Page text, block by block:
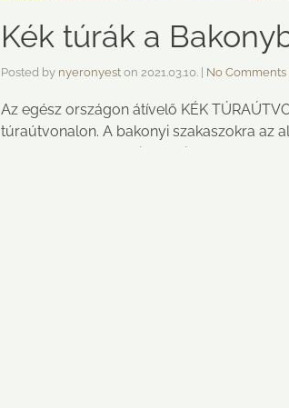
Kék túrák a
Posted by nyeronyest on 2021.03.10. No Comments
Az egész országon átívelő KÉK
túraútvonalon. A bakonyi szakaszokra az